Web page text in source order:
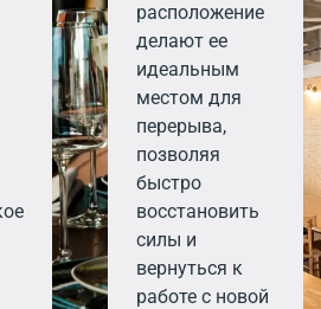
расположение
делают ее
идеальным
местом для
перерыва,
позволяя
быстро
восстановить
силы и
вернуться к
работе с новой